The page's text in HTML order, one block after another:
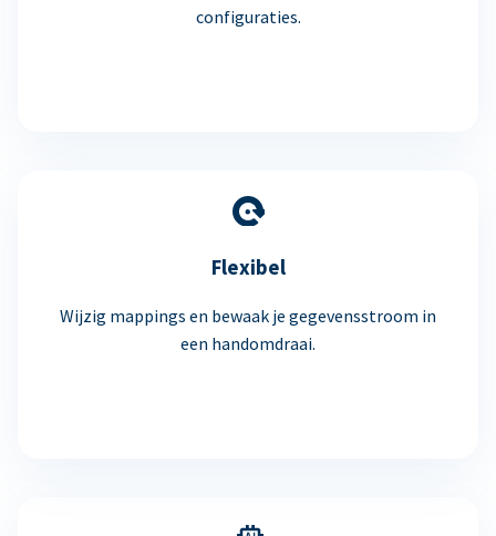
configuraties.
Flexibel
Wijzig mappings en bewaak je gegevensstroom in
een handomdraai.